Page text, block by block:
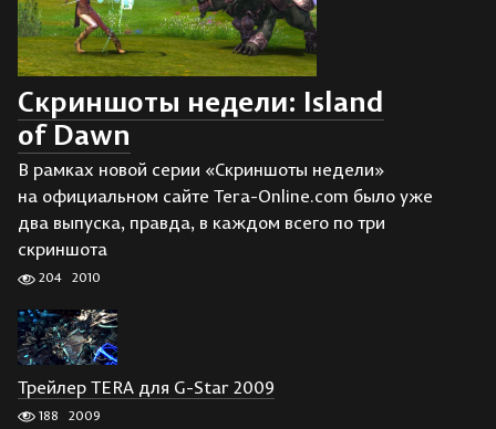
Скриншоты недели: Island
of Dawn
В рамках новой серии «Скриншоты недели»
на официальном сайте Tera-Online.com было уже
два выпуска, правда, в каждом всего по три
скриншота
204 2010
Трейлер TERA для G-Star 2009
188 2009